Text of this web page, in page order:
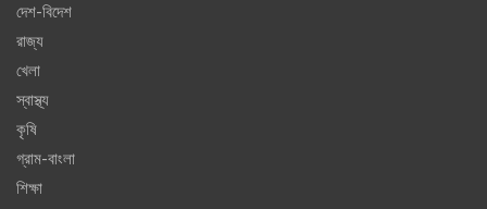
দেশ-বিদেশ
রাজ্য
খেলা
স্বাস্থ্য
কৃষি
গ্রাম-বাংলা
শিক্ষা